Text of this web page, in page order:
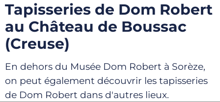
Tapisseries de Dom Robert
au Château de Boussac
(Creuse)
En dehors du Musée Dom Robert à Sorèze,
on peut également découvrir les tapisseries
de Dom Robert dans d'autres lieux.